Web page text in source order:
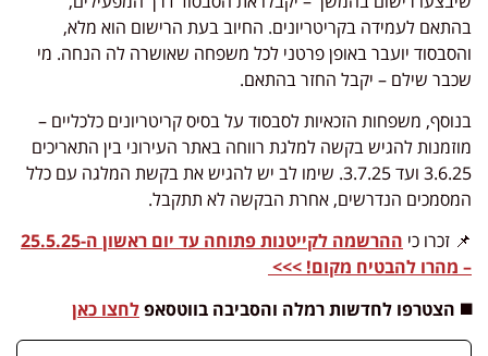
בהתאם לעמידה בקריטריונים. החיוב בעת הרישום הוא מלא,
והסבסוד יועבר באופן פרטני לכל משפחה שאושרה לה הנחה. מי
שכבר שילם – יקבל החזר בהתאם.
בנוסף, משפחות הזכאיות לסבסוד על בסיס קריטריונים כלכליים –
מוזמנות להגיש בקשה למלגת רווחה באתר העירוני בין התאריכים
3.6.25 ועד 3.7.25. שימו לב יש להגיש את בקשת המלגה עם כלל
המסמכים הנדרשים, אחרת הבקשה לא תתקבל.
📌 זכרו כי
ההרשמה לקייטנות פתוחה עד יום ראשון ה-25.5.25
– מהרו להבטיח מקום! >>>
◼️ הצטרפו לחדשות רמלה והסביבה בווטסאפלחצו כאן